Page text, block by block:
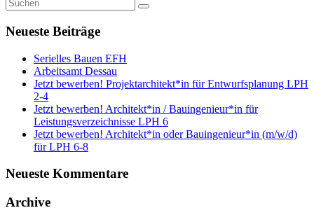
Neueste Beiträge
Serielles Bauen EFH
Arbeitsamt Dessau
Jetzt bewerben! Projektarchitekt*in für Entwurfsplanung LPH
2-4
Jetzt bewerben! Architekt*in / Bauingenieur*in für
Leistungsverzeichnisse LPH 6
Jetzt bewerben! Architekt*in oder Bauingenieur*in (m/w/d)
für LPH 6-8
Neueste Kommentare
Archive